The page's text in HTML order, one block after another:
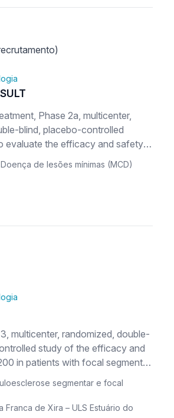
Phase 2a, multicenter,
blind, placebo-controlled
evaluate the efficacy and safety
and rilzabrutinib in
16 to 75 years with primary focal
de lesões mínimas (MCD)
multicenter, randomized, double-
study of the efficacy and
in patients with focal segmental
(FSGS) who are receiving an
blocker (ARB)
segmentar e focal
Franca de Xira – ULS Estuário do